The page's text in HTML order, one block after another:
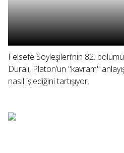
Felsefe Söyleşileri’nin 82.
Duralı, Platon’un "kavram"
nasıl işlediğini tartışıyor.